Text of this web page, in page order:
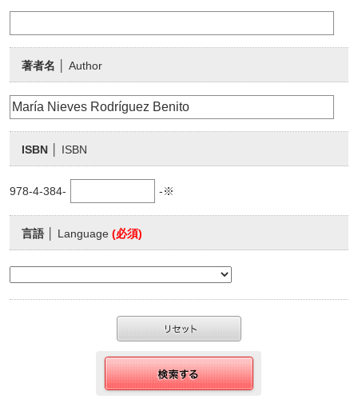
著者名 │ Author
ISBN │ ISBN
978-4-384- -※
言語 │ Language (必須)